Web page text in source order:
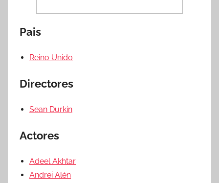
Pais
Reino Unido
Directores
Sean Durkin
Actores
Adeel Akhtar
Andrei Alén